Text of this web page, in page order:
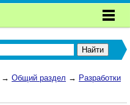
→ Общий раздел → Разработки